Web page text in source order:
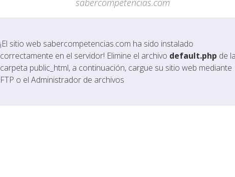
sabercompetencias.com
¡El sitio web sabercompetencias.com ha sido instalado
correctamente en el servidor! Elimine el archivo default.php de la
carpeta public_html, a continuación, cargue su sitio web mediante
FTP o el Administrador de archivos